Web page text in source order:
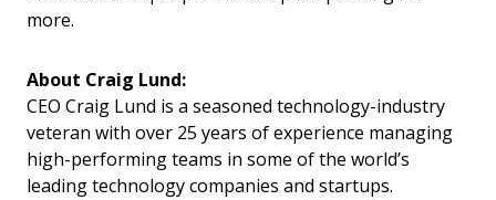
more.
About Craig Lund:
CEO Craig Lund is a seasoned technology-industry
veteran with over 25 years of experience managing
high-performing teams in some of the world’s
leading technology companies and startups.